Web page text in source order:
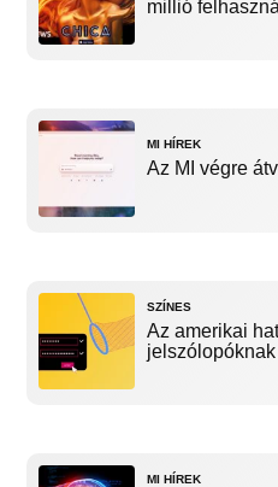
millió
MI HÍREK
Az MI végre
SZÍNES
Az amerikai
jelszólopóknak
MI HÍREK